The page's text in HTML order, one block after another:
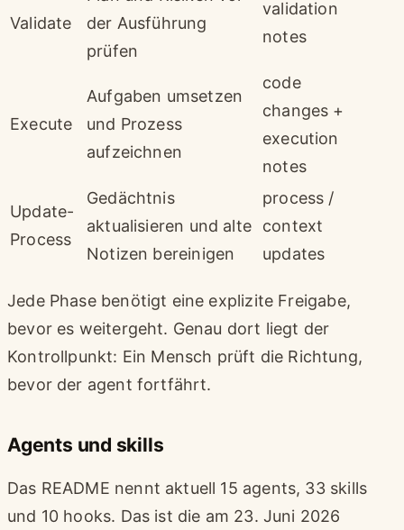
Validate
der Ausführung
prüfen
validation
notes
Execute
Aufgaben umsetzen
und Prozess
aufzeichnen
code
changes +
execution
notes
Update-
Process
Gedächtnis
aktualisieren und alte
Notizen bereinigen
process /
context
updates
Jede Phase benötigt eine explizite Freigabe,
bevor es weitergeht. Genau dort liegt der
Kontrollpunkt: Ein Mensch prüft die Richtung,
bevor der agent fortfährt.
Agents und skills
Das README nennt aktuell 15 agents, 33 skills
und 10 hooks. Das ist die am 23. Juni 2026